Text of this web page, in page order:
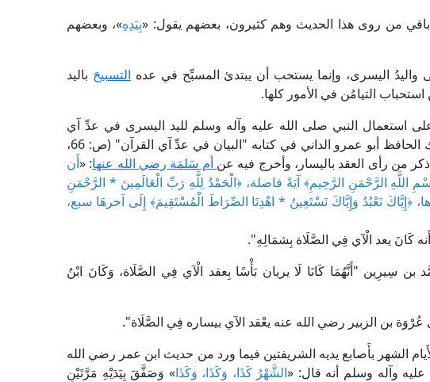
باقي من روى هذا الحديث وهم كثيرون، بعضهم يقول: «بِيَدِهِ»، وبعضهم
واليدُ اليسرى، وإنما يستحب أن يبتدئ المسبِّح في عده التسبيح َ باليد
التيامُن في الأمور كلها.
استعمال النبي صلى الله عليه وآله وسلم لليد اليسرى في عدِّ آي
القرآن، والقرآن هو أفضل الذكر؛ وبوَّب لذلك الحافظ أبو عمرو الداني في كتابه "البيان في عدِّ آي القرآن" (ص: 66،
من رأى العقد باليسار، وأخرج فيه عن أم سَلمَة رضي الله عنها: «أَن
اللَّهِ الرَّحْمَنِ الرَّحِيمِ﴾ آيَةً فاصلة، ﴿الْحَمْدُ لِلَّهِ رَبِّ الْعَالَمِينَ * الرَّحْمَنِ
﴿إِيَّاكَ نَعْبُدُ وَإِيَّاكَ نَسْتَعِينُ * اهْدِنَا الصِّرَاطَ الْمُسْتَقِيمَ﴾ إِلَى آخرهَا سبع،
كَانَ يعد الْآي فِي الصَّلَاة بِشمَالِهِ".
سِيرِين "أَنَّهُمَا كَانَا لَا يريان بَأْسًا بِعقد الْآي فِي الصَّلَاة، وَكَانَ ابْنُ
بن الزبير رضي الله عنه يعْقد الآي بيساره فِي الصَّلَاة".
الشهر بأَصابع يديه الشريفتين فيما ورد من حديث ابن عمر رضي الله
وآله وسلم أنه قال: «الشَّهْرُ كَذَا، وَكَذَا، وَكَذَا» وَصَفَّقَ بِيَدَيْهِ مَرَّتَيْنِ